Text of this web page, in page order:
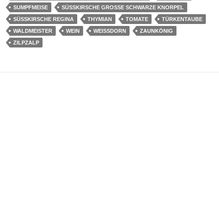
SUMPFMEISE
SÜSSKIRSCHE GROSSE SCHWARZE KNORPEL
SÜSSKIRSCHE REGINA
THYMIAN TOMATE
TÜRKENTAUBE
WALDMEISTER
WEIN WEISSDORN
ZAUNKÖNIG
ZILPZALP